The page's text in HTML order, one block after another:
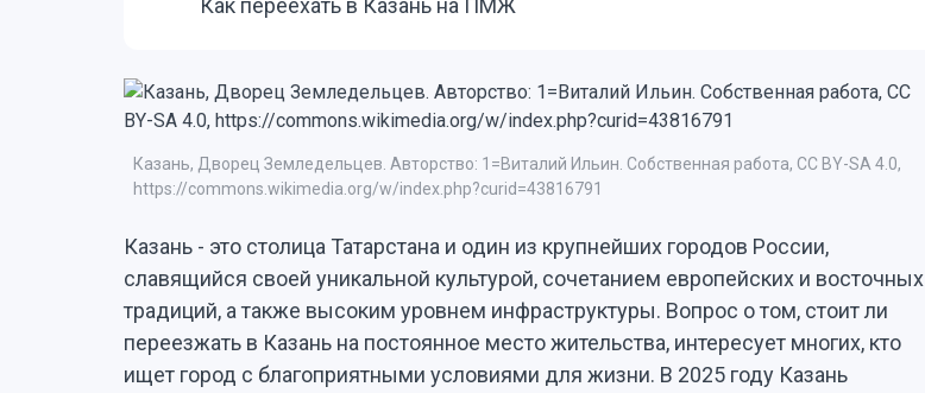
Как переехать в Казань на ПМЖ
Казань, Дворец Земледельцев. Авторство: 1=Виталий Ильин. Собственная работа, CC BY-SA 4.0,
https://commons.wikimedia.org/w/index.php?curid=43816791
Казань - это столица Татарстана и один из крупнейших городов России,
славящийся своей уникальной культурой, сочетанием европейских и восточных
традиций, а также высоким уровнем инфраструктуры. Вопрос о том, стоит ли
переезжать в Казань на постоянное место жительства, интересует многих, кто
ищет город с благоприятными условиями для жизни. В 2025 году Казань